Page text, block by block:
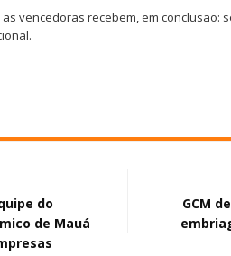
vencedoras recebem, em conclusão:
do
de Mauá
GCM